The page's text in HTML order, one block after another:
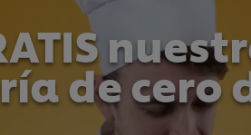
de cero